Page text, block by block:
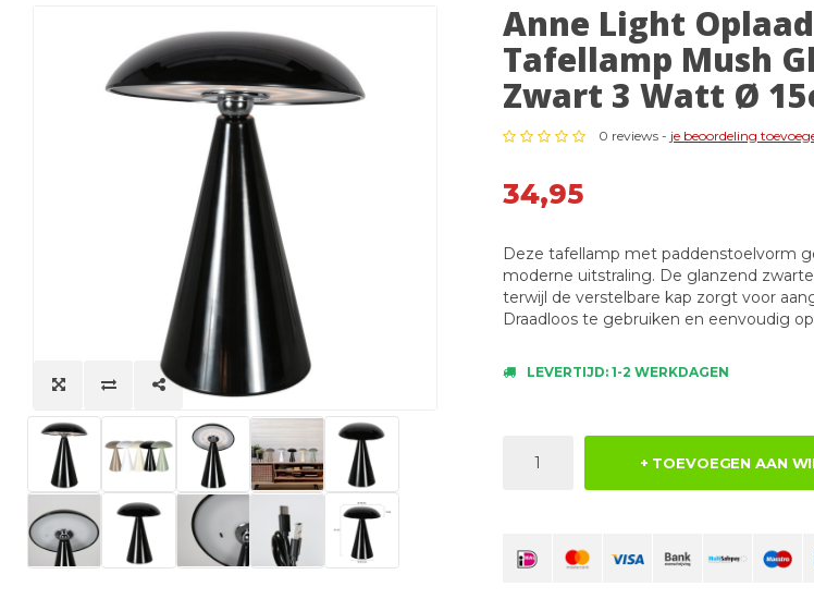
Anne Light
Tafellamp Mush
Zwart 3 Watt Ø
0 reviews - je beoordeling
34,95
Deze tafellamp met paddenstoelvorm
moderne uitstraling. De glanzend
terwijl de verstelbare kap zorgt voor
Draadloos te gebruiken en eenvoudig
LEVERTIJD: 1-2 WERKDAGEN
+ TOEVOEGEN AAN